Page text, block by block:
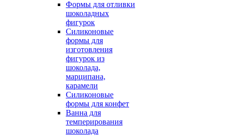
Формы для отливки
шоколадных
фигурок
Силиконовые
формы для
изготовления
фигурок из
шоколада,
марципана,
карамели
Силиконовые
формы для конфет
Ванна для
темперирования
шоколада